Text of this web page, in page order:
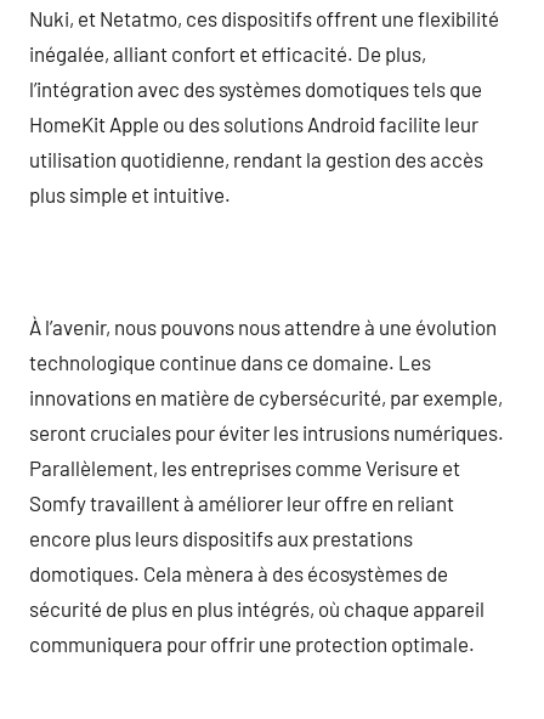
Nuki, et Netatmo, ces dispositifs offrent une flexibilité
inégalée, alliant confort et efficacité. De plus,
l’intégration avec des systèmes domotiques tels que
HomeKit Apple ou des solutions Android facilite leur
utilisation quotidienne, rendant la gestion des accès
plus simple et intuitive.
À l’avenir, nous pouvons nous attendre à une évolution
technologique continue dans ce domaine. Les
innovations en matière de cybersécurité, par exemple,
seront cruciales pour éviter les intrusions numériques.
Parallèlement, les entreprises comme Verisure et
Somfy travaillent à améliorer leur offre en reliant
encore plus leurs dispositifs aux prestations
domotiques. Cela mènera à des écosystèmes de
sécurité de plus en plus intégrés, où chaque appareil
communiquera pour offrir une protection optimale.